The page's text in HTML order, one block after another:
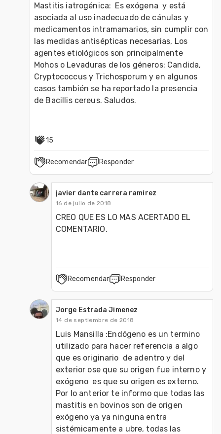
Mastitis iatrogénica:  Es exógena  y está
asociada al uso inadecuado de cánulas y
medicamentos intramamarios, sin cumplir con
las medidas antisépticas necesarias, Los
agentes etiológicos son principalmente
Mohos o Levaduras de los géneros: Candida,
Cryptococcus y Trichosporum y en algunos
casos también se ha reportado la presencia
de Bacillis cereus. Saludos.
15
Recomendar Responder
javier dante carrera ramirez
16 de julio de 2018
CREO QUE ES LO MAS ACERTADO EL
COMENTARIO.
Recomendar Responder
Jorge Estrada Jimenez
14 de septiembre de 2018
Luis Mansilla :Endógeno es un termino
utilizado para hacer referencia a algo
que es originario  de adentro y del
exterior ose que su origen fue interno y
exógeno  es que su origen es externo.
Por lo anterior te informo que todas las
mastitis en bovinos son de origen
exógeno ya ya ninguna entra
sistémicamente a ubre, todas las